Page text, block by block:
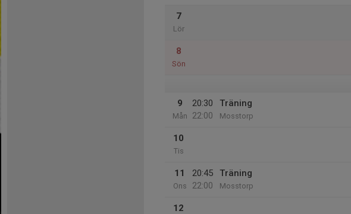
7
Lör
8
Sön
9
Mån
20:30
22:00
Träning
Mosstorp
10
Tis
11
Ons
20:45
22:00
Träning
Mosstorp
12